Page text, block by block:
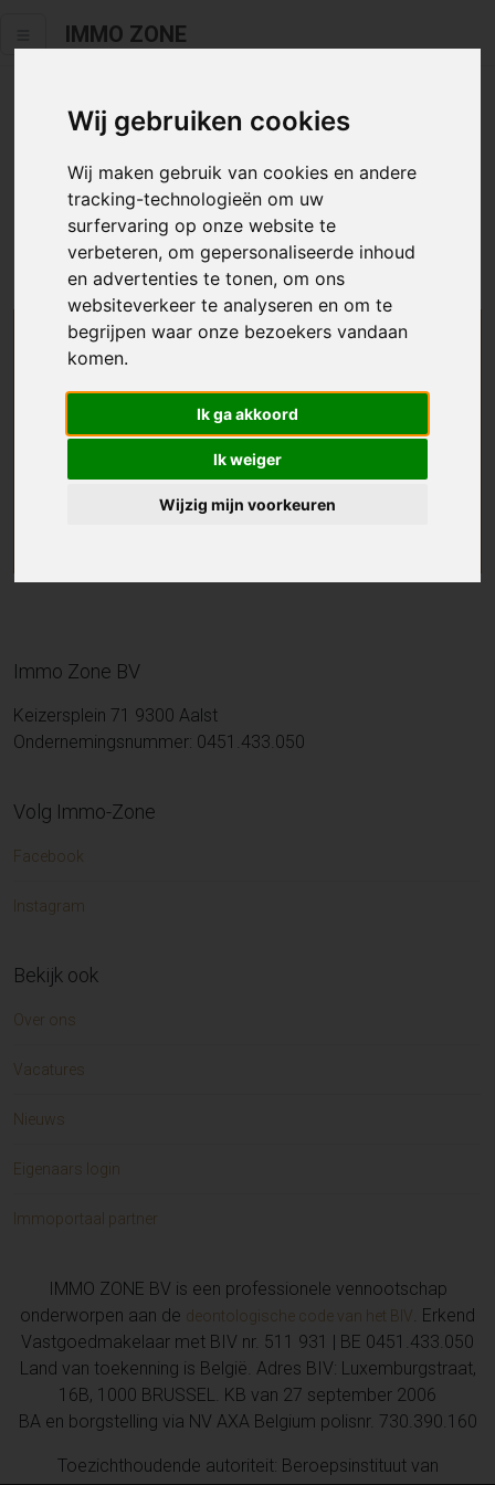
Wij gebruiken cookies
Wij maken gebruik van cookies en andere
tracking-technologieën om uw
surfervaring op onze website te
verbeteren, om gepersonaliseerde inhoud
en advertenties te tonen, om ons
websiteverkeer te analyseren en om te
begrijpen waar onze bezoekers vandaan
komen.
Ik ga akkoord
Ik weiger
Wijzig mijn voorkeuren
IMMO ZONE
Helaas staat dit zoekertje niet
meer online.
Neem zeker een kijkje in ons aanbod te koop
We helpen u graag zoeken
Maak hier een zoekprofiel aan en we houden u op
de hoogte van passend aanbod.
Immo Zone BV
Keizersplein 71 9300 Aalst
Ondernemingsnummer: 0451.433.050
Volg Immo-Zone
Facebook
Instagram
Bekijk ook
Over ons
Vacatures
Nieuws
Eigenaars login
Immoportaal partner
IMMO ZONE BV is een professionele vennootschap
onderworpen aan de deontologische code van het BIV. Erkend
Vastgoedmakelaar met BIV nr. 511 931 | BE 0451.433.050
Land van toekenning is België. Adres BIV: Luxemburgstraat,
16B, 1000 BRUSSEL. KB van 27 september 2006
BA en borgstelling via NV AXA Belgium polisnr. 730.390.160
Toezichthoudende autoriteit: Beroepsinstituut van